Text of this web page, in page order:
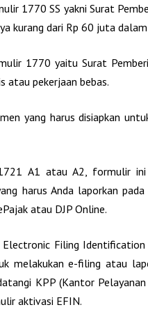
1770 SS yakni Surat
kurang dari Rp 60 juta
1770 yaitu Surat
atau pekerjaan bebas.
yang harus disiapkan
A1 atau A2, formulir
harus Anda laporkan
atau DJP Online.
Filing
melakukan e-filing atau
KPP (Kantor
aktivasi EFIN.